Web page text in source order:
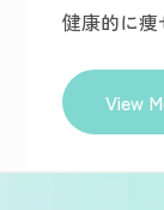
健康的に痩
View